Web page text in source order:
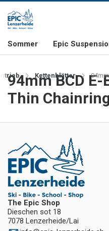
& FREERIDE-SPEZIALIST
Sommer Epic
Kettenblätter
94mm BCD
Thin
The Epic Shop
Dieschen sot 18
7078 Lenzerheide/Lai